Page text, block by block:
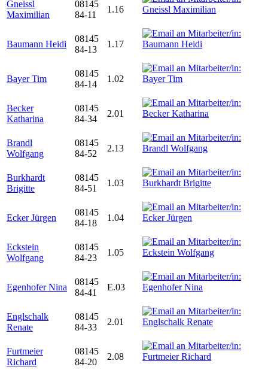
Gneissl
Maximilian
08145
84-11
1.16
Baumann Heidi
08145
84-13
1.17
Bayer Tim
08145
84-14
1.02
Becker
Katharina
08145
84-34
2.01
Brandl
Wolfgang
08145
84-52
2.13
Burkhardt
Brigitte
08145
84-51
1.03
Ecker Jürgen
08145
84-18
1.04
Eckstein
Wolfgang
08145
84-23
1.05
Egenhofer Nina
08145
84-41
E.03
Englschalk
Renate
08145
84-33
2.01
Furtmeier
Richard
08145
84-20
2.08